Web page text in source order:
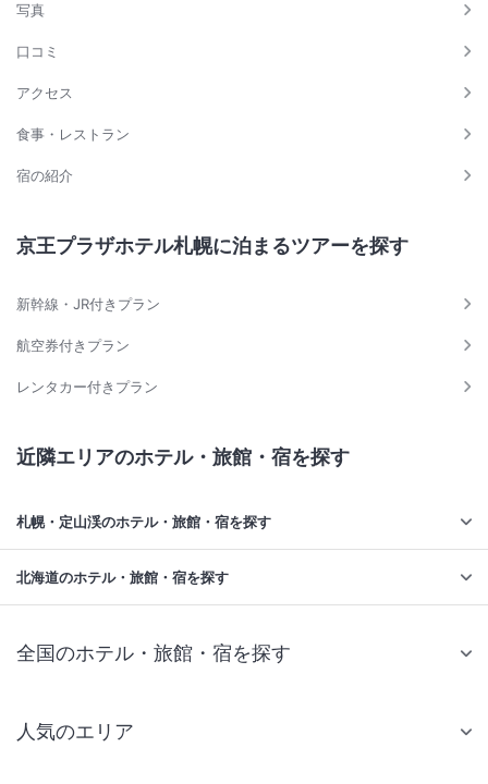
写真
口コミ
アクセス
食事・レストラン
宿の紹介
京王プラザホテル札幌に泊まるツアーを探す
新幹線・JR付きプラン
航空券付きプラン
レンタカー付きプラン
近隣エリアのホテル・旅館・宿を探す
札幌・定山渓のホテル・旅館・宿を探す
北海道のホテル・旅館・宿を探す
全国のホテル・旅館・宿を探す
人気のエリア